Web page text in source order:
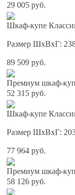
29 005 руб.
Шкаф-купе
Размер ШхВхГ:
89 509 руб.
Премиум шкаф-
52 315 руб.
Шкаф-купе
Размер ШхВхГ:
77 964 руб.
Премиум шкаф-
58 126 руб.